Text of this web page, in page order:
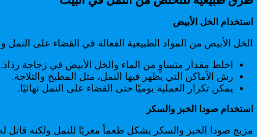
استخدام الخل الأبيض
الخل الأبيض من المواد الطبيعية الفعالة في القضاء على النمل
اخلط مقدار متساوٍ من الماء والخل الأبيض في زجاجة رذاذ.
رش الأماكن التي يظهر فيها النمل، مثل المطبخ والثلاجة.
يمكن تكرار العملية يوميًا حتى القضاء على النمل نهائيًا.
استخدام صودا الخبز والسكر
مزيج صودا الخبز والسكر يشكل طعماً مغريًا للنمل ولكنه قاتل